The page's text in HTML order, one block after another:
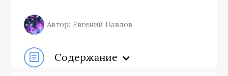
Автор: Евгений Павлов
Содержание